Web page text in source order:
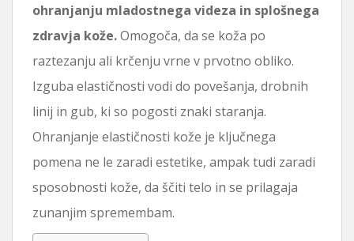
ohranjanju mladostnega videza in splošnega
zdravja kože.Omogoča, da se koža po
raztezanju ali krčenju vrne v prvotno obliko.
Izguba elastičnosti vodi do povešanja, drobnih
linij in gub, ki so pogosti znaki staranja.
Ohranjanje elastičnosti kože je ključnega
pomena ne le zaradi estetike, ampak tudi zaradi
sposobnosti kože, da ščiti telo in se prilagaja
zunanjim spremembam.